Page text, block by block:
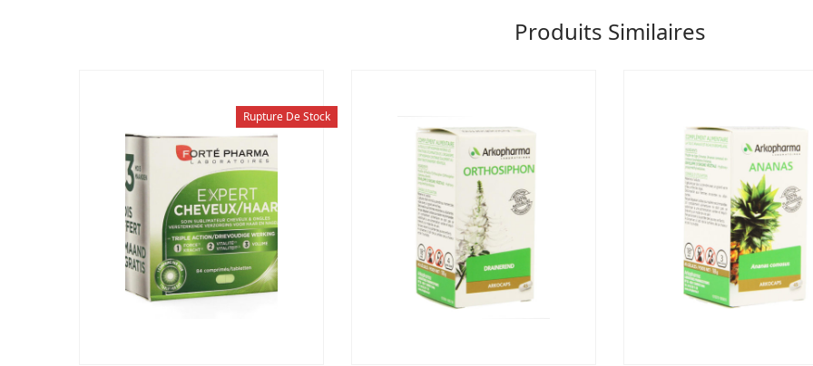
Produits Similaires
Rupture De Stock